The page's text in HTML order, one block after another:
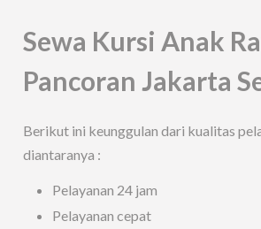
Sewa Kursi Anak
Pancoran Jakarta
Berikut ini keunggulan dari kualitas
diantaranya :
Pelayanan 24 jam
Pelayanan cepat